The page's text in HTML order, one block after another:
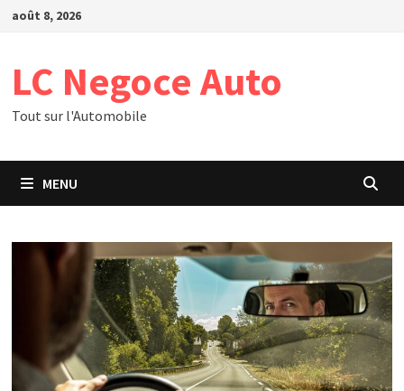
Passer
août 8, 2026
LC Negoce Auto
Tout sur l'Automobile
MENU